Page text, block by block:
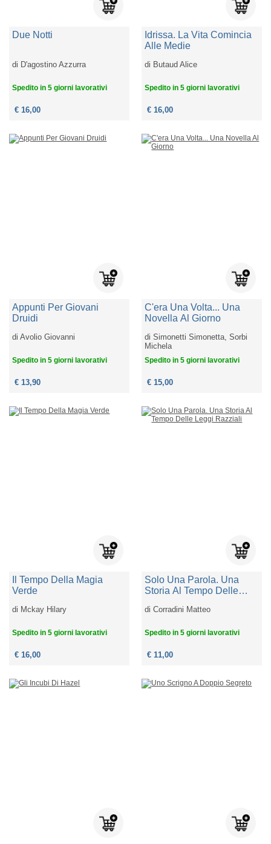
Due Notti
di D'agostino Azzurra
Spedito in 5 giorni lavorativi
€ 16,00
Idrissa. La Vita Comincia
Alle Medie
di Butaud Alice
Spedito in 5 giorni lavorativi
€ 16,00
Appunti Per Giovani
Druidi
diAvolio Giovanni
Spedito in 5 giorni lavorativi
€ 13,90
C'era Una Volta... Una
Novella Al Giorno
diSimonetti Simonetta, Sorbi
Michela
Spedito in 5 giorni lavorativi
€ 15,00
Il Tempo Della Magia
Verde
di Mckay Hilary
Spedito in 5 giorni lavorativi
€ 16,00
Solo Una Parola. Una
Storia Al Tempo Delle
diCorradini Matteo
Spedito in 5 giorni lavorativi
€ 11,00